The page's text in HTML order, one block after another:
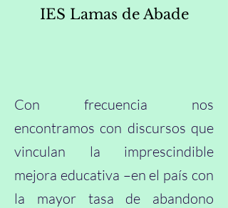
IES Lamas de Abade
Con frecuencia nos
encontramos con discursos que
vinculan la imprescindible
mejora educativa –en el país con
la mayor tasa de abandono